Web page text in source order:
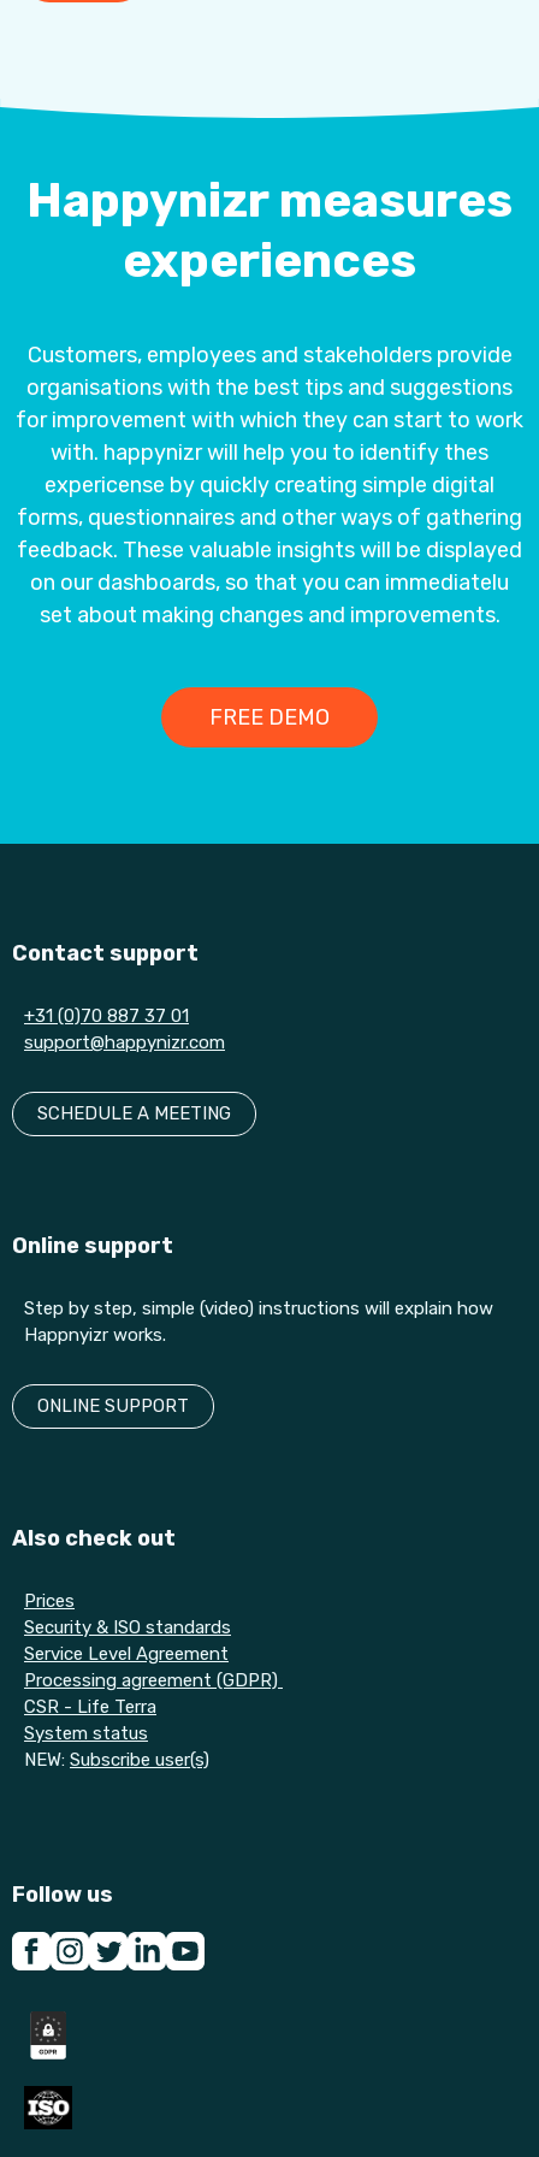
Happynizr measures
experiences
Customers, employees and stakeholders provide
organisations with the best tips and suggestions
for improvement with which they can start to work
with. happynizr will help you to identify thes
expericense by quickly creating simple digital
forms, questionnaires and other ways of gathering
feedback. These valuable insights will be displayed
on our dashboards, so that you can immediatelu
set about making changes and improvements.
FREE DEMO
Contact support
+31 (0)70 887 37 01
support@happynizr.com
SCHEDULE A MEETING
Online support
Step by step, simple (video) instructions will explain how
Happnyizr works.
ONLINE SUPPORT
Also check out
Prices
Security & ISO standards
Service Level Agreement
Processing agreement (GDPR)
CSR - Life Terra
System status
NEW: Subscribe user(s)
Follow us